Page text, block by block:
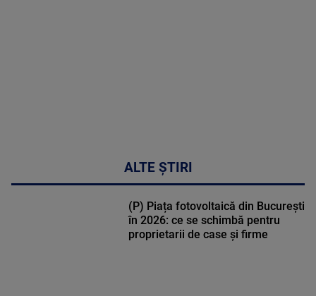
ALTE ȘTIRI
(P) Piața fotovoltaică din București
în 2026: ce se schimbă pentru
proprietarii de case și firme